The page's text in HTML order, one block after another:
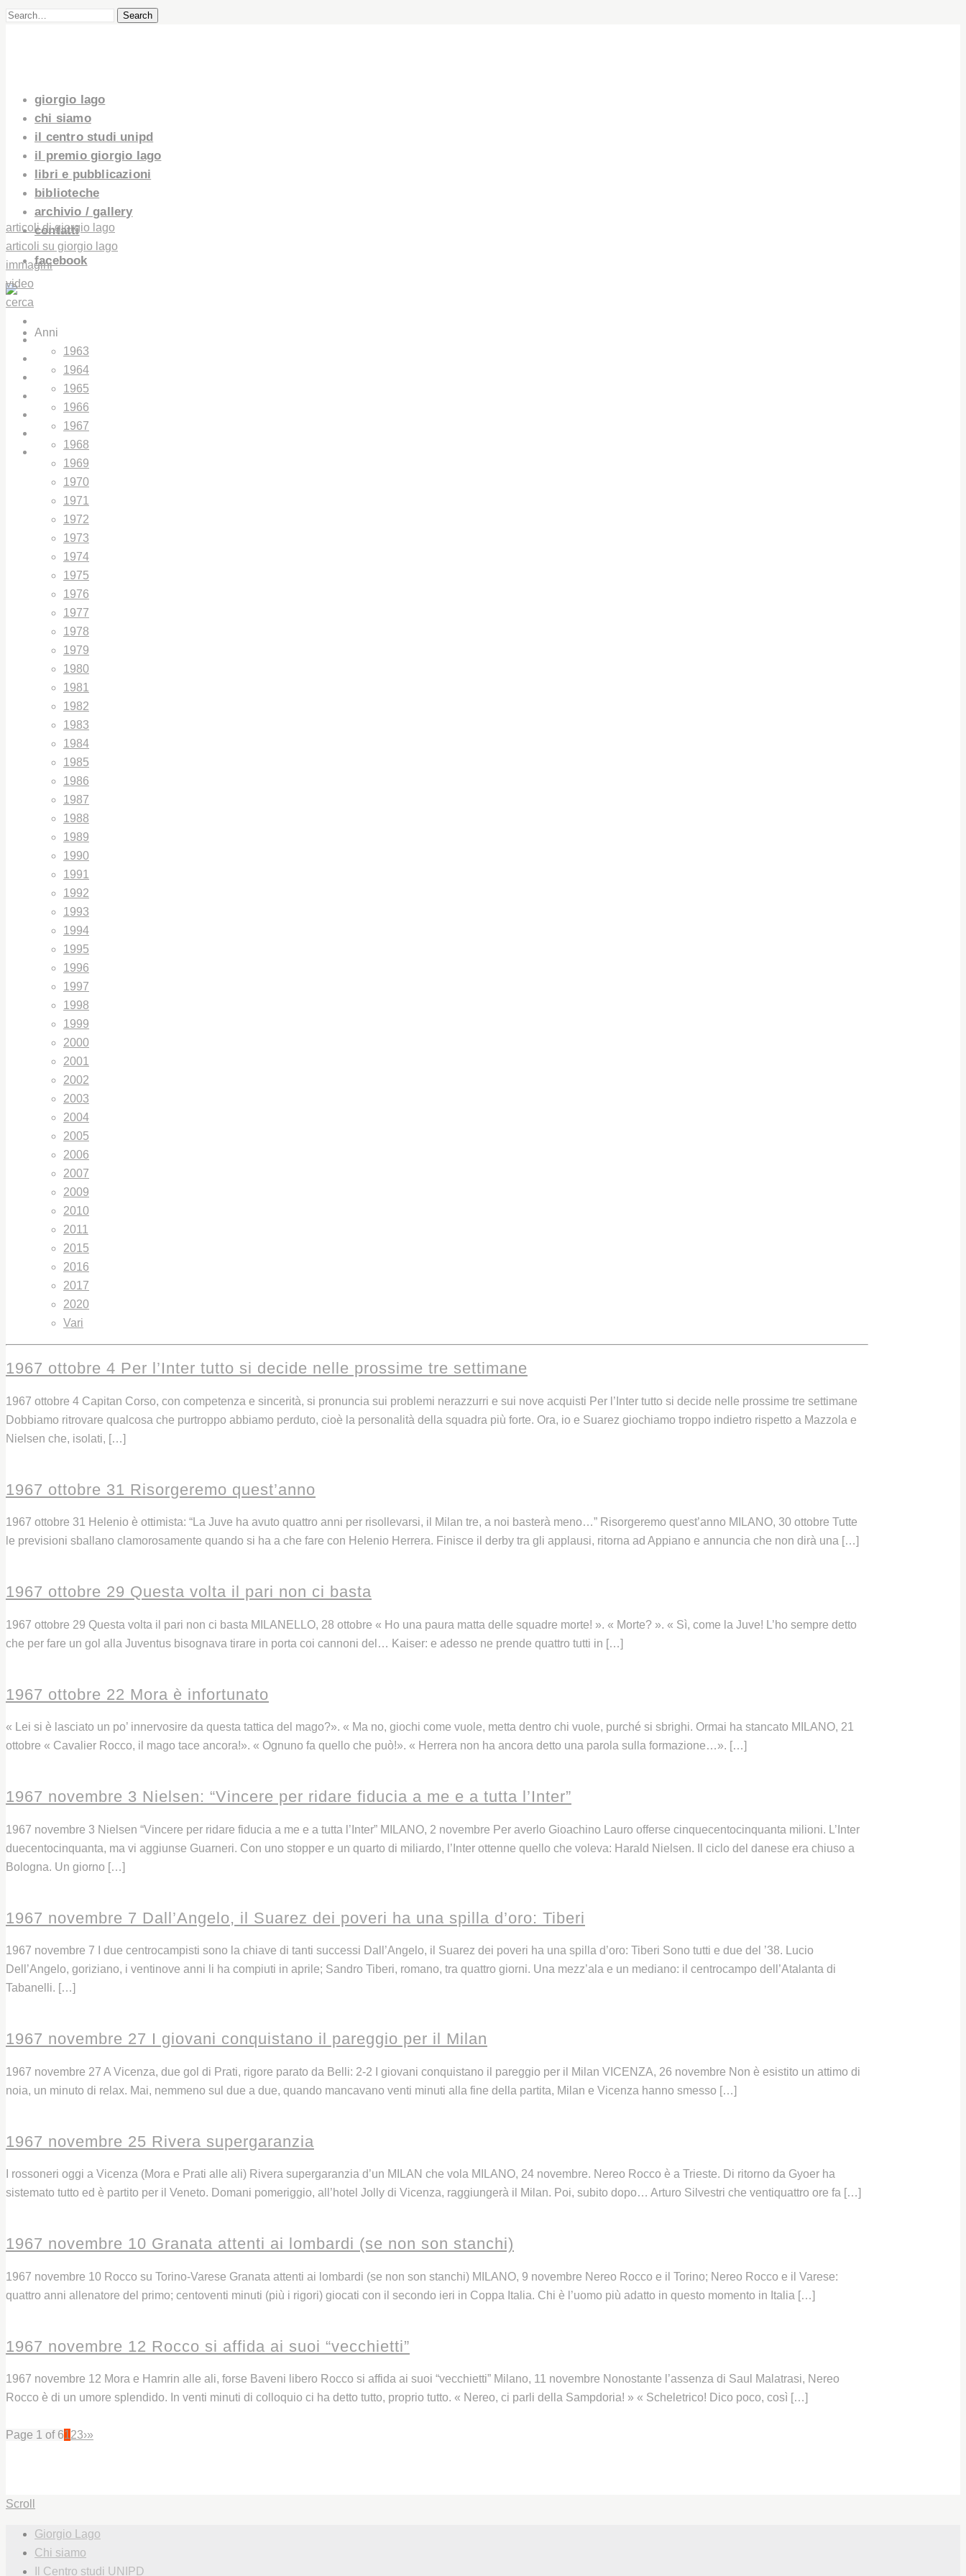
Search
giorgio lago
chi siamo
il centro studi unipd
il premio giorgio lago
libri e pubblicazioni
biblioteche
archivio / gallery
contatti
facebook
CHI SIAMO
IL CENTRO STUDI UNIPD
IL PREMIO GIORGIO LAGO
LIBRI E PUBBLICAZIONI
BIBLIOTECHE
ARCHIVIO / GALLERY
CONTATTI
articoli di giorgio lago
articoli su giorgio lago
immagini
video
cerca
Anni
1963
1964
1965
1966
1967
1968
1969
1970
1971
1972
1973
1974
1975
1976
1977
1978
1979
1980
1981
1982
1983
1984
1985
1986
1987
1988
1989
1990
1991
1992
1993
1994
1995
1996
1997
1998
1999
2000
2001
2002
2003
2004
2005
2006
2007
2009
2010
2011
2015
2016
2017
2020
Vari
1967 ottobre 4 Per l’Inter tutto si decide nelle prossime tre settimane
1967 ottobre 4 Capitan Corso, con competenza e sincerità, si pronuncia sui problemi nerazzurri e sui nove acquisti Per l’Inter tutto si decide nelle prossime tre settimane
Dobbiamo ritrovare qualcosa che purtroppo abbiamo perduto, cioè la personalità della squadra più forte. Ora, io e Suarez giochiamo troppo indietro rispetto a Mazzola e
Nielsen che, isolati, […]
1967 ottobre 31 Risorgeremo quest’anno
1967 ottobre 31 Helenio è ottimista: “La Juve ha avuto quattro anni per risollevarsi, il Milan tre, a noi basterà meno…” Risorgeremo quest’anno MILANO, 30 ottobre Tutte
le previsioni sballano clamorosamente quando si ha a che fare con Helenio Herrera. Finisce il derby tra gli applausi, ritorna ad Appiano e annuncia che non dirà una […]
1967 ottobre 29 Questa volta il pari non ci basta
1967 ottobre 29 Questa volta il pari non ci basta MILANELLO, 28 ottobre « Ho una paura matta delle squadre morte! ». « Morte? ». « Sì, come la Juve! L’ho sempre detto
che per fare un gol alla Juventus bisognava tirare in porta coi cannoni del… Kaiser: e adesso ne prende quattro tutti in […]
1967 ottobre 22 Mora è infortunato
« Lei si è lasciato un po’ innervosire da questa tattica del mago?». « Ma no, giochi come vuole, metta dentro chi vuole, purché si sbrighi. Ormai ha stancato MILANO, 21
ottobre « Cavalier Rocco, il mago tace ancora!». « Ognuno fa quello che può!». « Herrera non ha ancora detto una parola sulla formazione…». […]
1967 novembre 3 Nielsen: “Vincere per ridare fiducia a me e a tutta l’Inter”
1967 novembre 3 Nielsen “Vincere per ridare fiducia a me e a tutta l’Inter” MILANO, 2 novembre Per averlo Gioachino Lauro offerse cinquecentocinquanta milioni. L’Inter
duecentocinquanta, ma vi aggiunse Guarneri. Con uno stopper e un quarto di miliardo, l’Inter ottenne quello che voleva: Harald Nielsen. Il ciclo del danese era chiuso a
Bologna. Un giorno […]
1967 novembre 7 Dall’Angelo, il Suarez dei poveri ha una spilla d’oro: Tiberi
1967 novembre 7 I due centrocampisti sono la chiave di tanti successi Dall’Angelo, il Suarez dei poveri ha una spilla d’oro: Tiberi Sono tutti e due del ’38. Lucio
Dell’Angelo, goriziano, i ventinove anni li ha compiuti in aprile; Sandro Tiberi, romano, tra quattro giorni. Una mezz’ala e un mediano: il centrocampo dell’Atalanta di
Tabanelli. […]
1967 novembre 27 I giovani conquistano il pareggio per il Milan
1967 novembre 27 A Vicenza, due gol di Prati, rigore parato da Belli: 2-2 I giovani conquistano il pareggio per il Milan VICENZA, 26 novembre Non è esistito un attimo di
noia, un minuto di relax. Mai, nemmeno sul due a due, quando mancavano venti minuti alla fine della partita, Milan e Vicenza hanno smesso […]
1967 novembre 25 Rivera supergaranzia
I rossoneri oggi a Vicenza (Mora e Prati alle ali) Rivera supergaranzia d’un MILAN che vola MILANO, 24 novembre. Nereo Rocco è a Trieste. Di ritorno da Gyoer ha
sistemato tutto ed è partito per il Veneto. Domani pomeriggio, all’hotel Jolly di Vicenza, raggiungerà il Milan. Poi, subito dopo… Arturo Silvestri che ventiquattro ore fa […]
1967 novembre 10 Granata attenti ai lombardi (se non son stanchi)
1967 novembre 10 Rocco su Torino-Varese Granata attenti ai lombardi (se non son stanchi) MILANO, 9 novembre Nereo Rocco e il Torino; Nereo Rocco e il Varese:
quattro anni allenatore del primo; centoventi minuti (più i rigori) giocati con il secondo ieri in Coppa Italia. Chi è l’uomo più adatto in questo momento in Italia […]
1967 novembre 12 Rocco si affida ai suoi “vecchietti”
1967 novembre 12 Mora e Hamrin alle ali, forse Baveni libero Rocco si affida ai suoi “vecchietti” Milano, 11 novembre Nonostante l’assenza di Saul Malatrasi, Nereo
Rocco è di un umore splendido. In venti minuti di colloquio ci ha detto tutto, proprio tutto. « Nereo, ci parli della Sampdoria! » « Scheletrico! Dico poco, così […]
Page 1 of 6123›»
Scroll
Giorgio Lago
Chi siamo
Il Centro studi UNIPD